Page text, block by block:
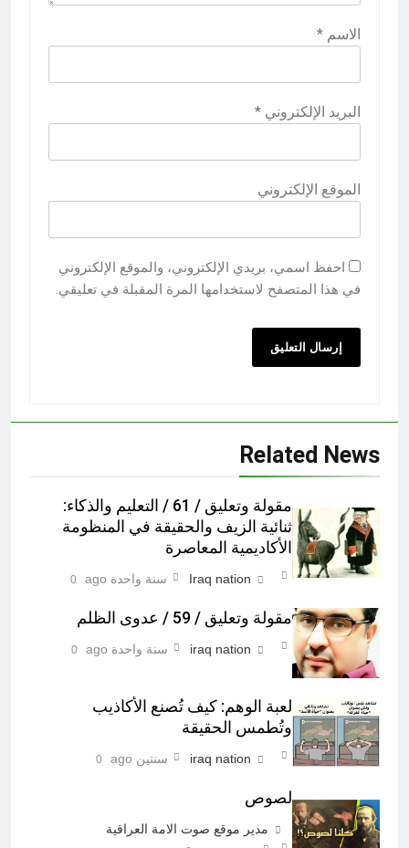
الاسم *
البريد الإلكتروني *
الموقع الإلكتروني
احفظ اسمي، بريدي الإلكتروني، والموقع الإلكتروني
في هذا المتصفح لاستخدامها المرة المقبلة في تعليقي.
Related News
مقولة وتعليق / 61 / التعليم والذكاء:
ثنائية الزيف والحقيقة في المنظومة
الأكاديمية المعاصرة
Iraq nation سنة واحدة ago 0
مقولة وتعليق / 59 / عدوى الظلم
iraq nation سنة واحدة ago 0
لعبة الوهم: كيف تُصنع الأكاذيب
وتُطمس الحقيقة
iraq nation سنتين ago 0
لصوص
مدير موقع صوت الامة العراقية